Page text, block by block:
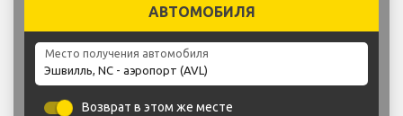
АВТОМОБИЛЯ
Место получения автомобиля
Возврат в этом же месте